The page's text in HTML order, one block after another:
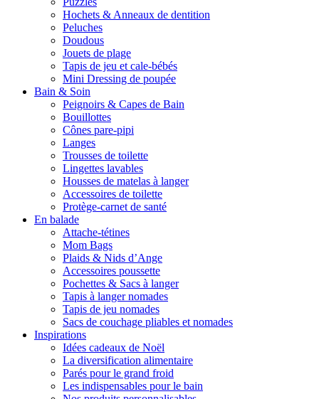
Hochets & Anneaux de dentition
Peluches
Doudous
Jouets de plage
Tapis de jeu et cale-bébés
Mini Dressing de poupée
Bain & Soin
Peignoirs & Capes de Bain
Bouillottes
Cônes pare-pipi
Langes
Trousses de toilette
Lingettes lavables
Housses de matelas à langer
Accessoires de toilette
Protège-carnet de santé
En balade
Attache-tétines
Mom Bags
Plaids & Nids d’Ange
Accessoires poussette
Pochettes & Sacs à langer
Tapis à langer nomades
Tapis de jeu nomades
Sacs de couchage pliables et nomades
Inspirations
Idées cadeaux de Noël
La diversification alimentaire
Parés pour le grand froid
Les indispensables pour le bain